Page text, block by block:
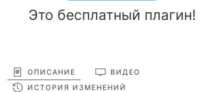
Это бесплатный плагин!
ОПИСАНИЕ
ВИДЕО
ИСТОРИЯ ИЗМЕНЕНИЙ